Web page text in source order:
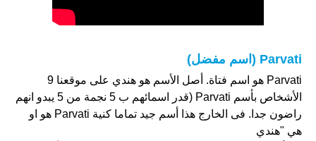
Parvati (اسم مفضل)
Parvati هو اسم فتاة. أصل الأسم هو هندي على موقعنا 9
الأشخاص بأسم Parvati (قدر اسمائهم ب 5 نجمة من 5 يبدو انهم
راضون جدا. فى الخارج هذا أسم جيد تماما كنية Parvati هو او
هي "هندي